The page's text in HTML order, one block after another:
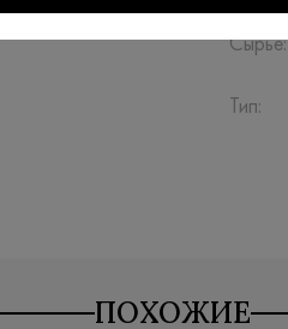
Сырье:
Тип:
ПОХОЖИЕ